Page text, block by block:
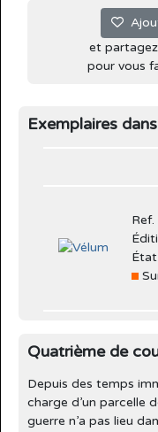
et partagez
pour vous
Exemplaires
Quatrième de
Depuis des temps
charge d’un parcelle
guerre n’a pas lieu